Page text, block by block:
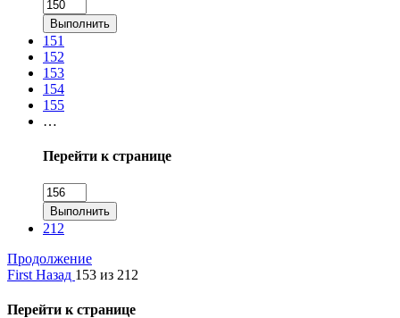
Выполнить
151
152
153
154
155
…
Перейти к странице
Выполнить
212
Продолжение
First Назад 153 из 212
Перейти к странице